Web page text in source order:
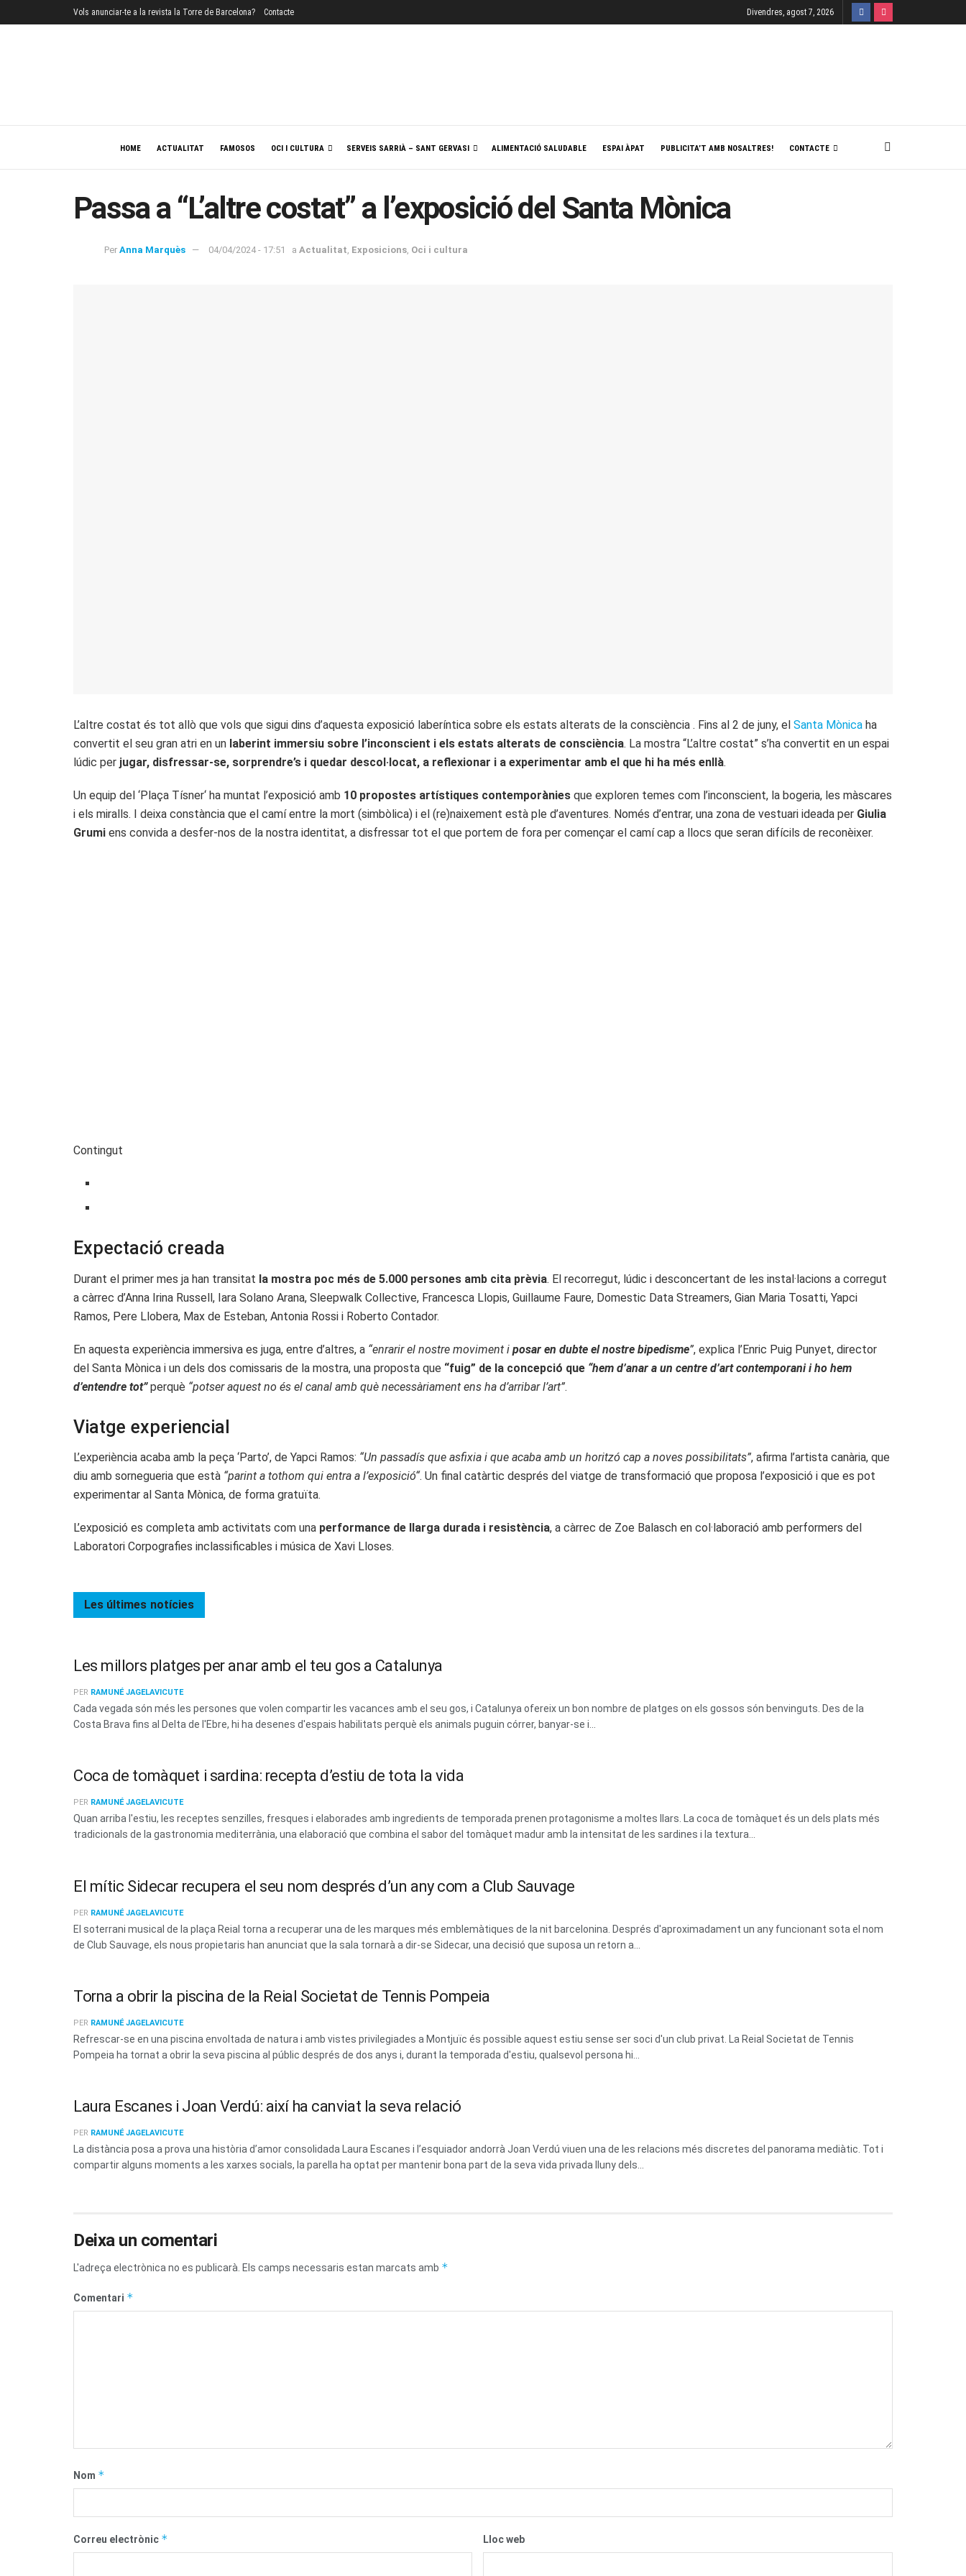
Vols anunciar-te a la revista la Torre de Barcelona? Contacte Divendres, agost 7, 2026
HOME ACTUALITAT FAMOSOS OCI I CULTURA SERVEIS SARRIÀ – SANT GERVASI ALIMENTACIÓ SALUDABLE ESPAI ÀPAT PUBLICITA’T AMB NOSALTRES! CONTACTE
Passa a “L’altre costat” a l’exposició del Santa Mònica
Per Anna Marquès 04/04/2024 - 17:51 a Actualitat Exposicions Oci i cultura
L’altre costat és tot allò que vols que sigui dins d’aquesta exposició laberíntica sobre els estats alterats de la consciència . Fins al 2 de juny, el Santa Mònica ha
convertit el seu gran atri en un laberint immersiu sobre l’inconscient i els estats alterats de consciència. La mostra “L’altre costat” s’ha convertit en un espai
lúdic per jugar, disfressar-se, sorprendre’s i quedar descol·locat, a reflexionar i a experimentar amb el que hi ha més enllà.
Un equip del ‘Plaça Tísner‘ ha muntat l’exposició amb 10 propostes artístiques contemporànies que exploren temes com l’inconscient, la bogeria, les màscares
i els miralls. I deixa constància que el camí entre la mort (simbòlica) i el (re)naixement està ple d’aventures. Només d’entrar, una zona de vestuari ideada per Giulia
Grumi ens convida a desfer-nos de la nostra identitat, a disfressar tot el que portem de fora per començar el camí cap a llocs que seran difícils de reconèixer.
Contingut
Expectació creada
Durant el primer mes ja han transitat la mostra poc més de 5.000 persones amb cita prèvia. El recorregut, lúdic i desconcertant de les instal·lacions a corregut
a càrrec d’Anna Irina Russell, Iara Solano Arana, Sleepwalk Collective, Francesca Llopis, Guillaume Faure, Domestic Data Streamers, Gian Maria Tosatti, Yapci
Ramos, Pere Llobera, Max de Esteban, Antonia Rossi i Roberto Contador.
En aquesta experiència immersiva es juga, entre d’altres, a “enrarir el nostre moviment i posar en dubte el nostre bipedisme”, explica l’Enric Puig Punyet, director
del Santa Mònica i un dels dos comissaris de la mostra, una proposta que “fuig” de la concepció que “hem d’anar a un centre d’art contemporani i ho hem
d’entendre tot”perquè “potser aquest no és el canal amb què necessàriament ens ha d’arribar l’art”.
Viatge experiencial
L’experiència acaba amb la peça ‘Parto’, de Yapci Ramos: “Un passadís que asfixia i que acaba amb un horitzó cap a noves possibilitats”, afirma l’artista canària, que
diu amb sornegueria que està “parint a tothom qui entra a l’exposició“. Un final catàrtic després del viatge de transformació que proposa l’exposició i que es pot
experimentar al Santa Mònica, de forma gratuïta.
L’exposició es completa amb activitats com una performance de llarga durada i resistència, a càrrec de Zoe Balasch en col·laboració amb performers del
Laboratori Corpografies inclassificables i música de Xavi Lloses.
Les últimes notícies
Les millors platges per anar amb el teu gos a Catalunya
PER RAMUNÉ JAGELAVICUTE
Cada vegada són més les persones que volen compartir les vacances amb el seu gos, i Catalunya ofereix un bon nombre de platges on els gossos són benvinguts. Des de la
Costa Brava fins al Delta de l'Ebre, hi ha desenes d'espais habilitats perquè els animals puguin córrer, banyar-se i...
Coca de tomàquet i sardina: recepta d’estiu de tota la vida
PER RAMUNÉ JAGELAVICUTE
Quan arriba l'estiu, les receptes senzilles, fresques i elaborades amb ingredients de temporada prenen protagonisme a moltes llars. La coca de tomàquet és un dels plats més
tradicionals de la gastronomia mediterrània, una elaboració que combina el sabor del tomàquet madur amb la intensitat de les sardines i la textura...
El mític Sidecar recupera el seu nom després d’un any com a Club Sauvage
PER RAMUNÉ JAGELAVICUTE
El soterrani musical de la plaça Reial torna a recuperar una de les marques més emblemàtiques de la nit barcelonina. Després d'aproximadament un any funcionant sota el nom
de Club Sauvage, els nous propietaris han anunciat que la sala tornarà a dir-se Sidecar, una decisió que suposa un retorn a...
Torna a obrir la piscina de la Reial Societat de Tennis Pompeia
PER RAMUNÉ JAGELAVICUTE
Refrescar-se en una piscina envoltada de natura i amb vistes privilegiades a Montjuïc és possible aquest estiu sense ser soci d'un club privat. La Reial Societat de Tennis
Pompeia ha tornat a obrir la seva piscina al públic després de dos anys i, durant la temporada d'estiu, qualsevol persona hi...
Laura Escanes i Joan Verdú: així ha canviat la seva relació
PER RAMUNÉ JAGELAVICUTE
La distància posa a prova una història d’amor consolidada Laura Escanes i l’esquiador andorrà Joan Verdú viuen una de les relacions més discretes del panorama mediàtic. Tot i
compartir alguns moments a les xarxes socials, la parella ha optat per mantenir bona part de la seva vida privada lluny dels...
Deixa un comentari
L'adreça electrònica no es publicarà. Els camps necessaris estan marcats amb *
Comentari *
Nom *
Correu electrònic * Lloc web